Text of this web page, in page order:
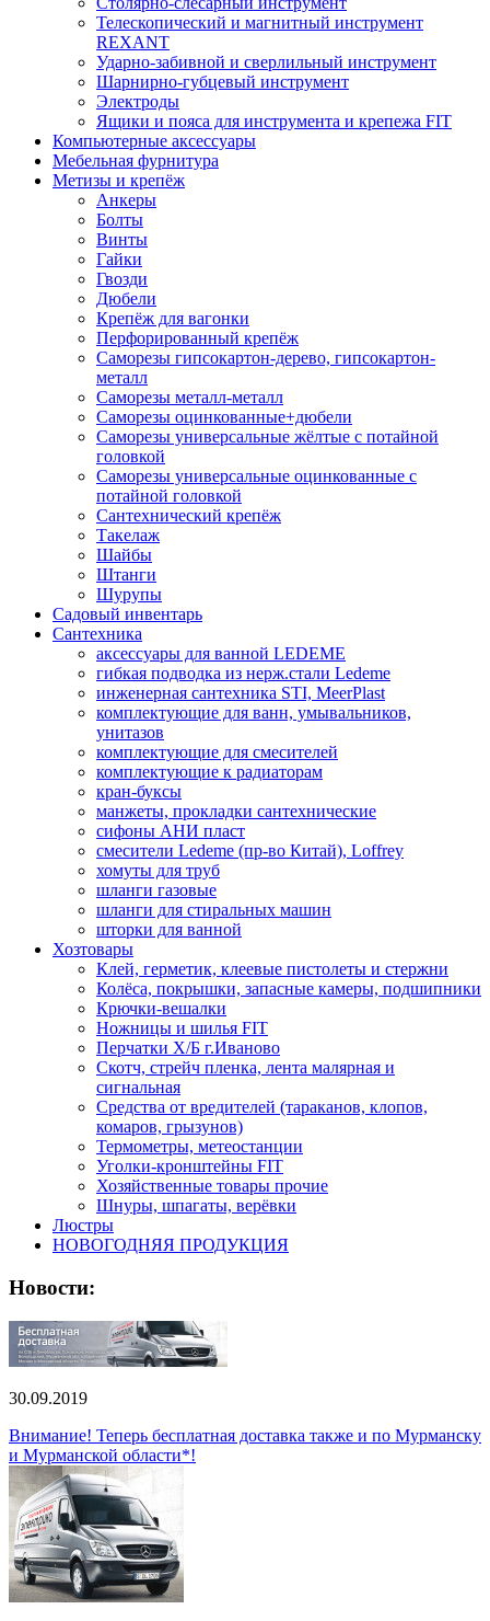
Телескопический и магнитный инструмент
REXANT
Ударно-забивной и сверлильный инструмент
Шарнирно-губцевый инструмент
Электроды
Ящики и пояса для инструмента и крепежа FIT
Компьютерные аксессуары
Мебельная фурнитура
Метизы и крепёж
Анкеры
Болты
Винты
Гайки
Гвозди
Дюбели
Крепёж для вагонки
Перфорированный крепёж
Саморезы гипсокартон-дерево, гипсокартон-
металл
Саморезы металл-металл
Саморезы оцинкованные+дюбели
Саморезы универсальные жёлтые с потайной
головкой
Саморезы универсальные оцинкованные с
потайной головкой
Сантехнический крепёж
Такелаж
Шайбы
Штанги
Шурупы
Садовый инвентарь
Сантехника
аксессуары для ванной LEDEME
гибкая подводка из нерж.стали Ledeme
инженерная сантехника STI, MeerPlast
комплектующие для ванн, умывальников,
унитазов
комплектующие для смесителей
комплектующие к радиаторам
кран-буксы
манжеты, прокладки сантехнические
сифоны АНИ пласт
смесители Ledeme (пр-во Китай), Loffrey
хомуты для труб
шланги газовые
шланги для стиральных машин
шторки для ванной
Хозтовары
Клей, герметик, клеевые пистолеты и стержни
Колёса, покрышки, запасные камеры, подшипники
Крючки-вешалки
Ножницы и шилья FIT
Перчатки Х/Б г.Иваново
Скотч, стрейч пленка, лента малярная и
сигнальная
Средства от вредителей (тараканов, клопов,
комаров, грызунов)
Термометры, метеостанции
Уголки-кронштейны FIT
Хозяйственные товары прочие
Шнуры, шпагаты, верёвки
Люстры
НОВОГОДНЯЯ ПРОДУКЦИЯ
Новости:
30.09.2019
Внимание! Теперь бесплатная доставка также и по Мурманску
и Мурманской области*!